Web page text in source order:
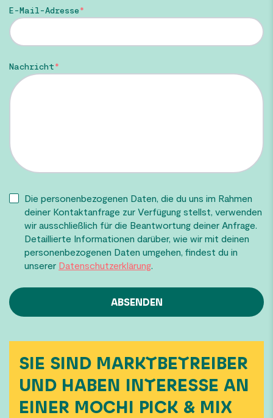
E-Mail-Adresse
Nachricht
Die personenbezogenen Daten, die du uns im Rahmen
deiner Kontaktanfrage zur Verfügung stellst, verwenden
wir ausschließlich für die Beantwortung deiner Anfrage.
Detaillierte Informationen darüber, wie wir mit deinen
personenbezogenen Daten umgehen, findest du in
unserer Datenschutzerklärung.
SIE SIND MARKTBETREIBER
UND HABEN INTERESSE AN
EINER MOCHI PICK & MIX